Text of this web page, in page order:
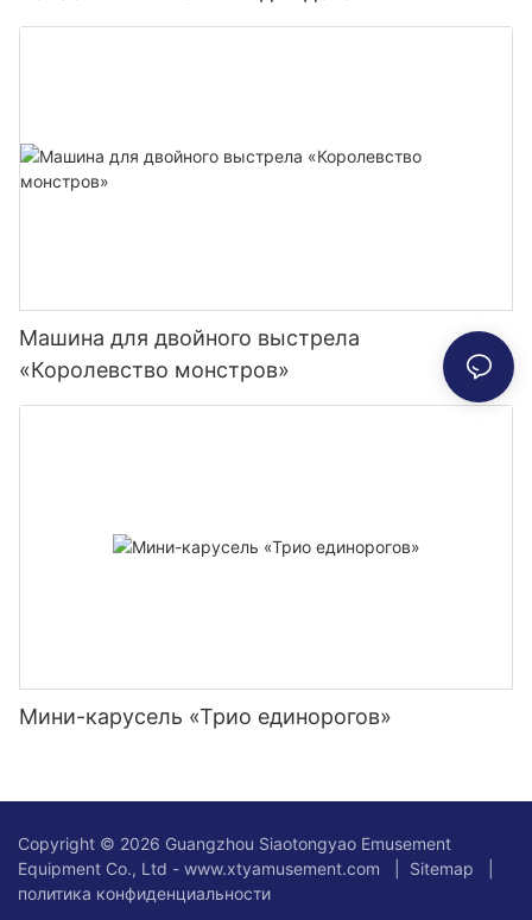
Машина для двойного выстрела
«Королевство монстров»
Мини-карусель «Трио единорогов»
Copyright © 2026 Guangzhou Siaotongyao Emusement
Equipment Co., Ltd - www.xtyamusement.com |
Sitemap
политика конфиденциальности